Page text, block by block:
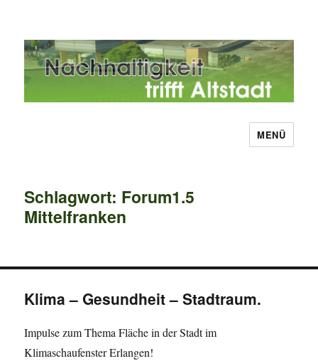
MENÜ
Schlagwort: Forum1.5
Mittelfranken
Klima – Gesundheit – Stadtraum.
Impulse zum Thema Fläche in der Stadt im
Klimaschaufenster Erlangen!